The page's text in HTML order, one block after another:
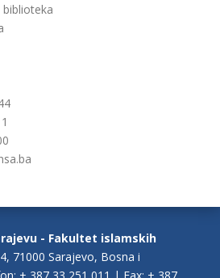
biblioteka
- Fakultet islamskih
71000 Sarajevo, Bosna i